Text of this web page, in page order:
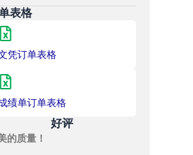
表格
凭订单表格
绩单订单表格
好评
的质量！